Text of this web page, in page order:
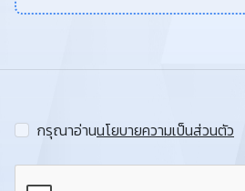
กรุณาอ่านนโยบายความเป็นส่วนตัว